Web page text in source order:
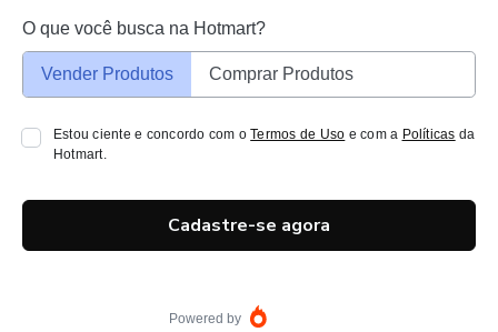
O que você busca na Hotmart?
Vender Produtos Comprar Produtos
Estou ciente e concordo com oTermos de Uso e com a Políticas da
Hotmart.
Cadastre-se agora
Powered by